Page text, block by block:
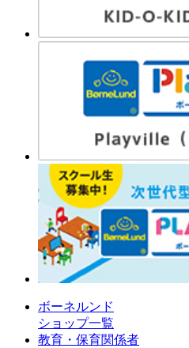
ボーネルンド
ショップ一覧
教育・保育関係者